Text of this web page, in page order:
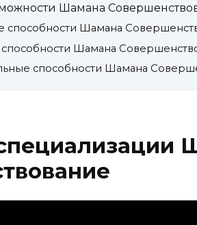
Шамана
способности Шамана
Шамана
способности Шамана